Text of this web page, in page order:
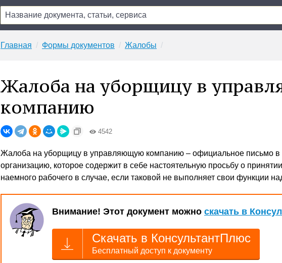
Главная Формы документов Жалобы
Жалоба на уборщицу в
компанию
4542
Жалоба на уборщицу в управляющую компанию – официальное письмо в
организацию, которое содержит в себе настоятельную просьбу о
наемного рабочего в случае, если таковой не выполняет свои функции
Внимание! Этот документ можно скачать в
Скачать в КонсультантПлюс
Бесплатный доступ к документу